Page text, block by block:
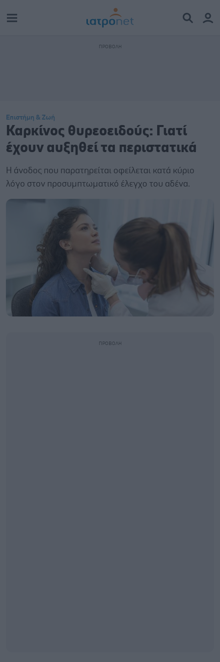
Επιστήμη & Ζωή
Καρκίνος θυρεοειδούς: Γιατί
έχουν αυξηθεί τα περιστατικά
Η άνοδος που παρατηρείται οφείλεται κατά κύριο
λόγο στον προσυμπτωματικό έλεγχο του αδένα.